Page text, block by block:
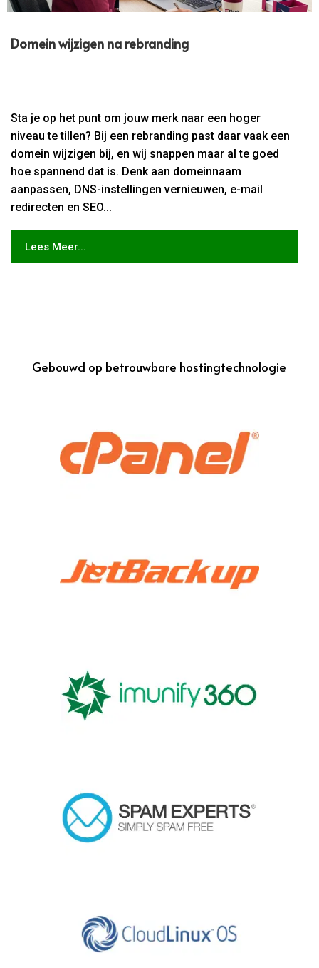
Domein wijzigen na rebranding
Sta je op het punt om jouw merk naar een hoger
niveau te tillen? Bij een rebranding past daar vaak een
domein wijzigen bij, en wij snappen maar al te goed
hoe spannend dat is. Denk aan domeinnaam
aanpassen, DNS-instellingen vernieuwen, e-mail
redirecten en SEO...
Lees Meer...
Gebouwd op betrouwbare hostingtechnologie